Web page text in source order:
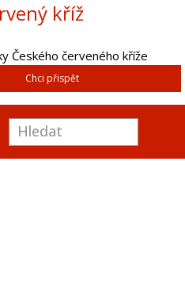
kříž
Českého červeného kříže
Chci přispět